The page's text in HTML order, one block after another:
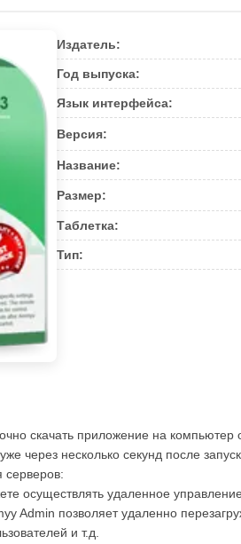
Издатель:
Год выпуска:
Язык интерфейса:
Версия:
Название:
Размер:
Таблетка:
Тип:
скачать приложение на компьютер
через несколько секунд после
серверов:
осуществлять удаленное
Admin позволяет удаленно
и т.д.